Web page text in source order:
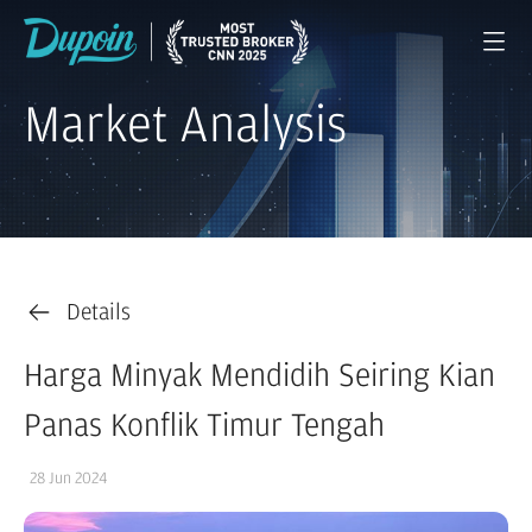
Market Analysis
Details
Harga Minyak Mendidih Seiring Kian
Panas Konflik Timur Tengah
28 Jun 2024